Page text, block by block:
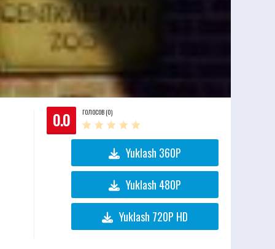
0.0 ГОЛОСОВ (0)
Yuklash 360P
Yuklash 480P
Yuklash 720P HD